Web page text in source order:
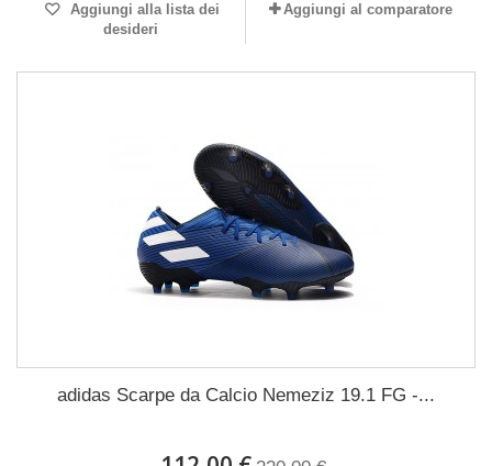
Aggiungi alla lista dei
desideri
Aggiungi al comparatore
adidas Scarpe da Calcio Nemeziz 19.1 FG -...